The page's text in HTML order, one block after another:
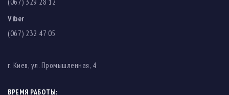
Viber
(067) 232 47 05
г. Киев, ул. Промышленная, 4
ВРЕМЯ РАБОТЫ: